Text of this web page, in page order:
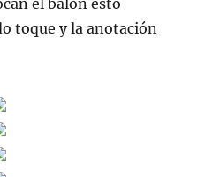
el balón esto
toque y la anotación